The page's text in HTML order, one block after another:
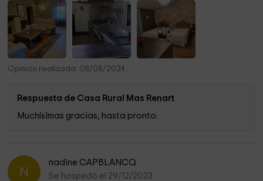
+10
Opinión realizada: 08/08/2024
Respuesta de Casa Rural Mas Renart
Muchísimas gracias, hasta pronto.
N
nadine CAPBLANCQ
Se hospedó el 29/12/2023